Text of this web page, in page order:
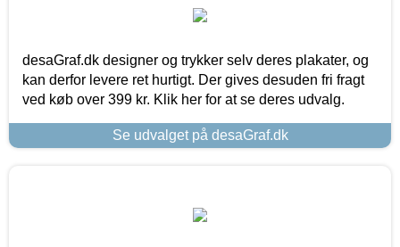
desaGraf.dk designer og trykker selv deres plakater, og
kan derfor levere ret hurtigt. Der gives desuden fri fragt
ved køb over 399 kr. Klik her for at se deres udvalg.
Se udvalget på desaGraf.dk